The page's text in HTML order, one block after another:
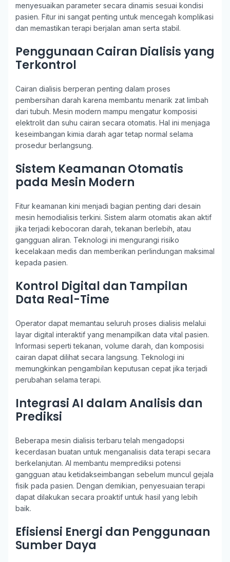
menyesuaikan parameter secara dinamis sesuai kondisi
pasien. Fitur ini sangat penting untuk mencegah komplikasi
dan memastikan terapi berjalan aman serta stabil.
Penggunaan Cairan Dialisis yang
Terkontrol
Cairan dialisis berperan penting dalam proses
pembersihan darah karena membantu menarik zat limbah
dari tubuh. Mesin modern mampu mengatur komposisi
elektrolit dan suhu cairan secara otomatis. Hal ini menjaga
keseimbangan kimia darah agar tetap normal selama
prosedur berlangsung.
Sistem Keamanan Otomatis
pada Mesin Modern
Fitur keamanan kini menjadi bagian penting dari desain
mesin hemodialisis terkini. Sistem alarm otomatis akan aktif
jika terjadi kebocoran darah, tekanan berlebih, atau
gangguan aliran. Teknologi ini mengurangi risiko
kecelakaan medis dan memberikan perlindungan maksimal
kepada pasien.
Kontrol Digital dan Tampilan
Data Real-Time
Operator dapat memantau seluruh proses dialisis melalui
layar digital interaktif yang menampilkan data vital pasien.
Informasi seperti tekanan, volume darah, dan komposisi
cairan dapat dilihat secara langsung. Teknologi ini
memungkinkan pengambilan keputusan cepat jika terjadi
perubahan selama terapi.
Integrasi AI dalam Analisis dan
Prediksi
Beberapa mesin dialisis terbaru telah mengadopsi
kecerdasan buatan untuk menganalisis data terapi secara
berkelanjutan. AI membantu memprediksi potensi
gangguan atau ketidakseimbangan sebelum muncul gejala
fisik pada pasien. Dengan demikian, penyesuaian terapi
dapat dilakukan secara proaktif untuk hasil yang lebih
baik.
Efisiensi Energi dan Penggunaan
Sumber Daya